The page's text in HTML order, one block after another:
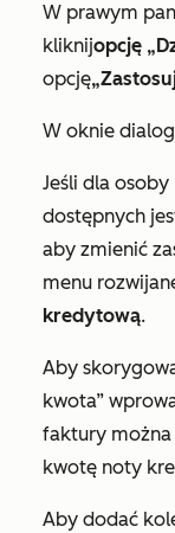
W prawym
kliknijopcję
opcję
W oknie
Jeśli dla
dostępnych
aby zmienić
menu
kredytową.
Aby
kwota”
faktury można
kwotę noty
Aby dodać